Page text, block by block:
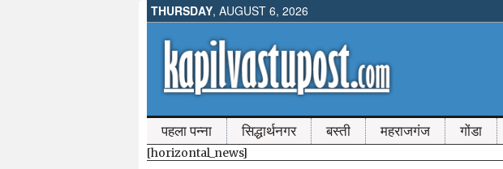
THURSDAY, AUGUST 6, 2026
पहला पन्ना सिद्धार्थनगर बस्ती महराजगंज गोंडा
[horizontal_news]